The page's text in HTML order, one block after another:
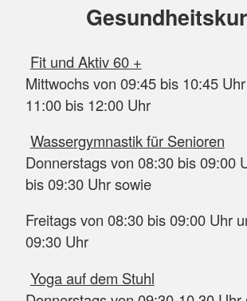
Fit und Aktiv 60 +
Mittwochs von 09:45 bis 10:45
11:00 bis 12:00 Uhr
Wassergymnastik für Senioren
Donnerstags von 08:30 bis 09:00
bis 09:30 Uhr sowie
Freitags von 08:30 bis 09:00 Uhr
09:30 Uhr
Yoga auf dem Stuhl